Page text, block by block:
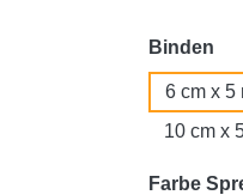
Binden
6 cm x 5
10 cm x
Farbe